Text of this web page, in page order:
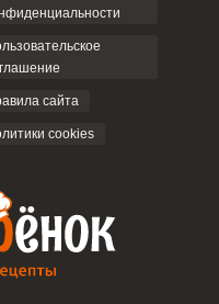
сайта
cookies